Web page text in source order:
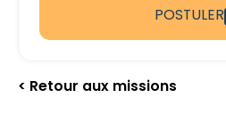
POSTULER
< Retour aux missions